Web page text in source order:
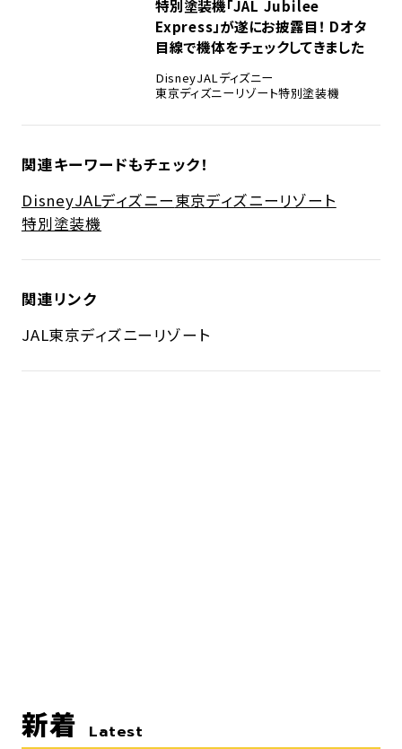
特別塗装機「JAL Jubilee
Express」が遂にお披露目！ Dオタ
目線で機体をチェックしてきました
DisneyJALディズニー
東京ディズニーリゾート特別塗装機
関連キーワードもチェック！
DisneyJALディズニー東京ディズニーリゾート
特別塗装機
関連リンク
JAL東京ディズニーリゾート
新着 Latest